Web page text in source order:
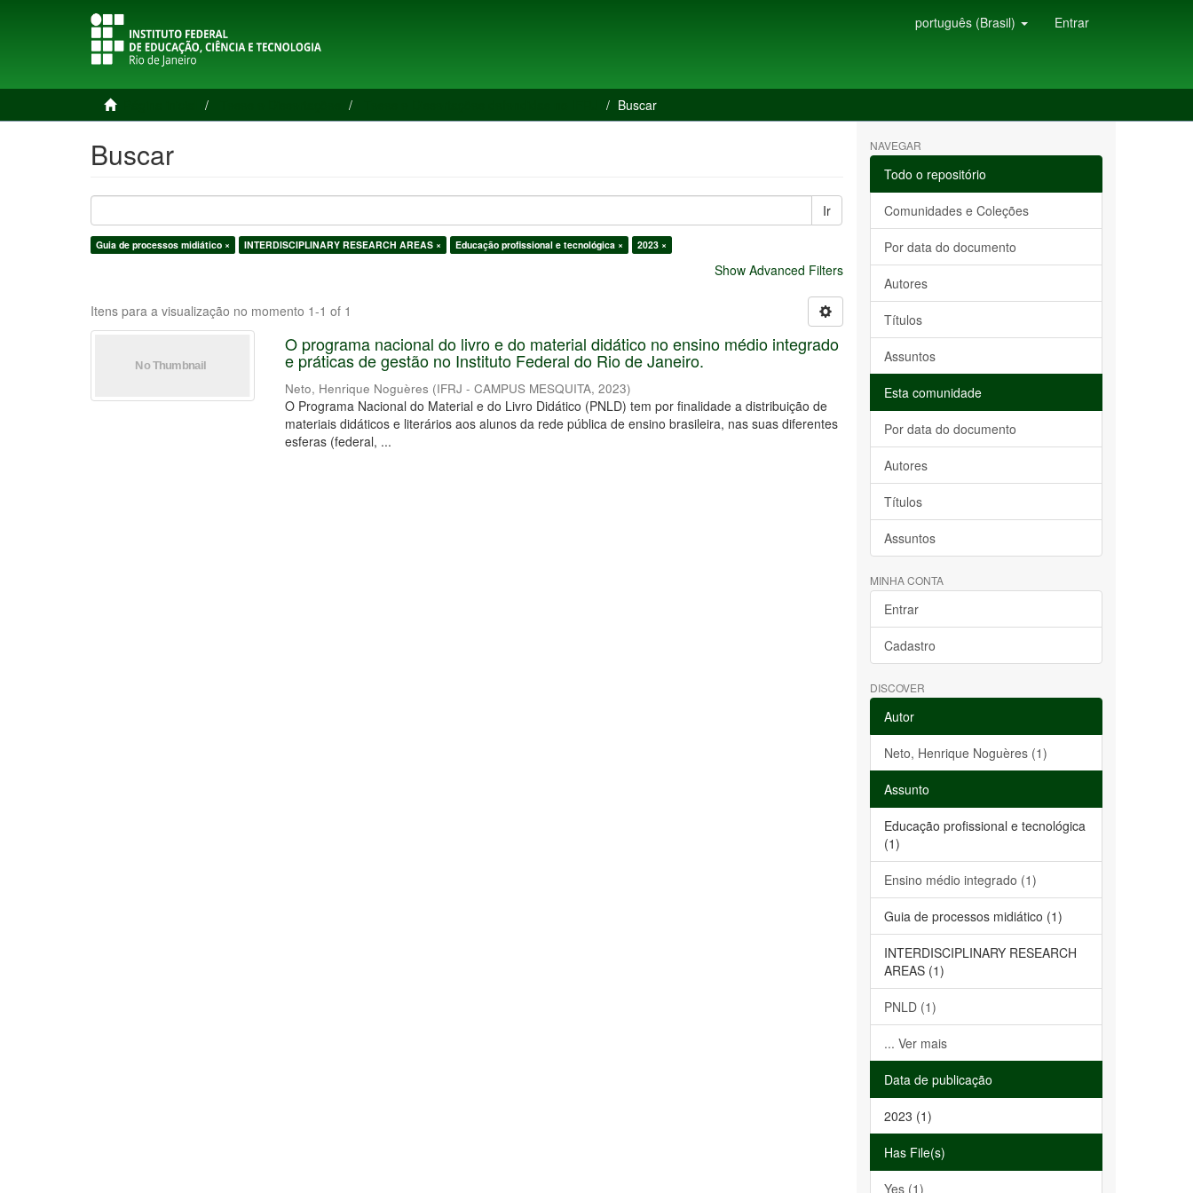
português (Brasil) Entrar
Buscar
Buscar
Ir
Guia de processos midiático × INTERDISCIPLINARY RESEARCH AREAS × Educação profissional e tecnológica × 2023 ×
Show Advanced Filters
Itens para a visualização no momento 1-1 of 1
O programa nacional do livro e do material didático no ensino médio integrado
e práticas de gestão no Instituto Federal do Rio de Janeiro.
Neto, Henrique Noguères (IFRJ - CAMPUS MESQUITA,2023)
O Programa Nacional do Material e do Livro Didático (PNLD) tem por finalidade a distribuição de
materiais didáticos e literários aos alunos da rede pública de ensino brasileira, nas suas diferentes
esferas (federal, ...
NAVEGAR
Todo o repositório
Comunidades e Coleções
Por data do documento
Autores
Títulos
Assuntos
Esta comunidade
Por data do documento
Autores
Títulos
Assuntos
MINHA CONTA
Entrar
Cadastro
DISCOVER
Autor
Neto, Henrique Noguères (1)
Assunto
Educação profissional e tecnológica
(1)
Ensino médio integrado (1)
Guia de processos midiático (1)
INTERDISCIPLINARY RESEARCH
AREAS (1)
PNLD (1)
... Ver mais
Data de publicação
2023 (1)
Has File(s)
Yes (1)